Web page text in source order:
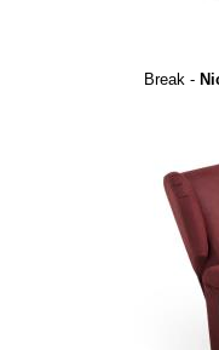
Break -